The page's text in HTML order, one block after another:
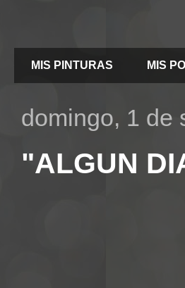
MIS PINTURAS MIS
domingo, 1 de
"ALGUN